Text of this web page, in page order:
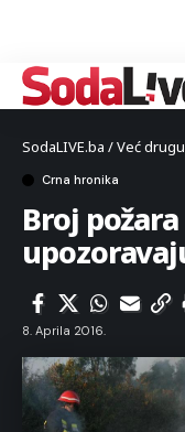
SodaLIVE.ba / Već
Crna hronika
Broj
8. Aprila 2016.